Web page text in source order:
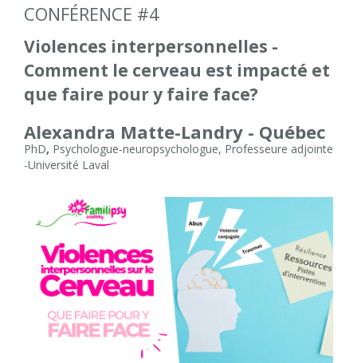
CONFÉRENCE #4
Violences interpersonnelles -
Comment le cerveau est impacté et
que faire pour y faire face?
Alexandra Matte-Landry - Québec
PhD, Psychologue-neuropsychologue, Professeure adjointe
-Université Laval